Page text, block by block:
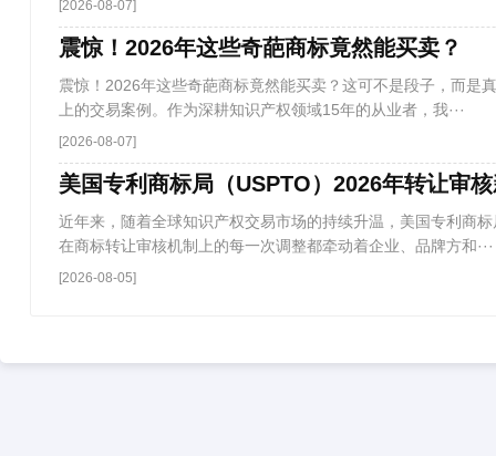
[2026-08-07]
震惊！2026年这些奇葩商标竟然能买卖？
震惊！2026年这些奇葩商标竟然能买卖？这可不是段子，而是
上的交易案例。作为深耕知识产权领域15年的从业者，我···
[2026-08-07]
美国专利商标局（USPTO）2026年转让审
近年来，随着全球知识产权交易市场的持续升温，美国专利商
在商标转让审核机制上的每一次调整都牵动着企业、品牌方和···
[2026-08-05]